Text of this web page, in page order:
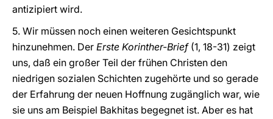
antizipiert wird.
5. Wir müssen noch einen weiteren Gesichtspunkt
hinzunehmen. Der Erste Korinther-Brief (1, 18-31) zeigt
uns, daß ein großer Teil der frühen Christen den
niedrigen sozialen Schichten zugehörte und so gerade
der Erfahrung der neuen Hoffnung zugänglich war, wie
sie uns am Beispiel Bakhitas begegnet ist. Aber es hat